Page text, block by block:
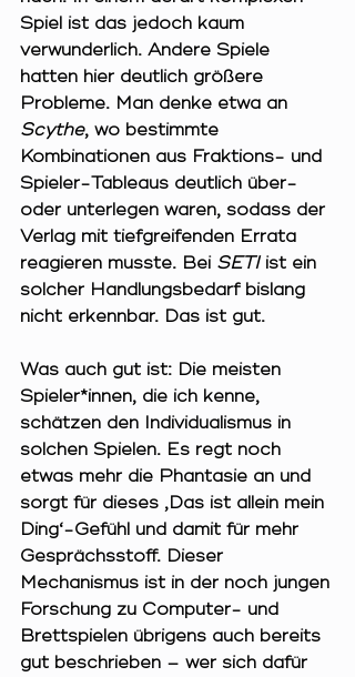
Spiel ist das jedoch kaum
verwunderlich. Andere Spiele
hatten hier deutlich größere
Probleme. Man denke etwa an
Scythe, wo bestimmte
Kombinationen aus Fraktions- und
Spieler-Tableaus deutlich über-
oder unterlegen waren, sodass der
Verlag mit tiefgreifenden Errata
reagieren musste. Bei SETI ist ein
solcher Handlungsbedarf bislang
nicht erkennbar. Das ist gut.
Was auch gut ist: Die meisten
Spieler*innen, die ich kenne,
schätzen den Individualismus in
solchen Spielen. Es regt noch
etwas mehr die Phantasie an und
sorgt für dieses ‚Das ist allein mein
Ding‘-Gefühl und damit für mehr
Gesprächsstoff. Dieser
Mechanismus ist in der noch jungen
Forschung zu Computer- und
Brettspielen übrigens auch bereits
gut beschrieben – wer sich dafür